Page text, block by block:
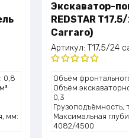
0,8
мм:
Экскаватор-
REDSTAR
Carraro)
Артикул: T17,5/24
Оценка
5.00из 5
Объём
Объём
0,3
Грузоподъёмность,
Максимальная
4082/4500